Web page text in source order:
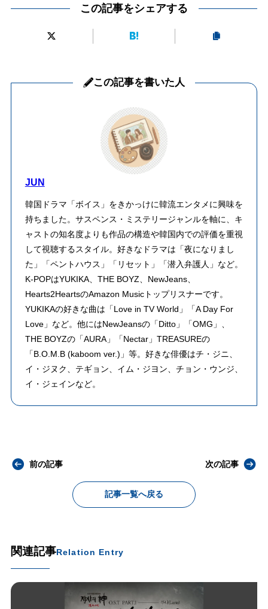
この記事をシェアする
この記事を書いた人
JUN
韓国ドラマ「ボイス」をきかっけに韓流エンタメに興味を
持ちました。サスペンス・ミステリージャンルを軸に、キ
ャストの知名度よりも作品の構造や韓国内での評価を重視
して視聴するスタイル。好きなドラマは「夜になりまし
た」「ペントハウス」「リセット」「潜入弁護人」など。
K-POPはYUKIKA、THE BOYZ、NewJeans、
Hearts2HeartsのAmazon Musicトップリスナーです。
YUKIKAの好きな曲は「Love in TV World」「A Day For
Love」など。他にはNewJeansの「Ditto」「OMG」、
THE BOYZの「AURA」「Nectar」TREASUREの
「B.O.M.B (kaboom ver.)」等。好きな俳優はチ・ジニ、
イ・ジヌク、テギョン、イム・ジヨン、チョン・ウンジ、
イ・ジェインなど。
前の記事
記事一覧へ戻る
次の記事
関連記事Relation Entry